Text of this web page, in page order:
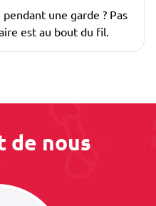
une garde ? Pas
est au bout du fil.
de nous